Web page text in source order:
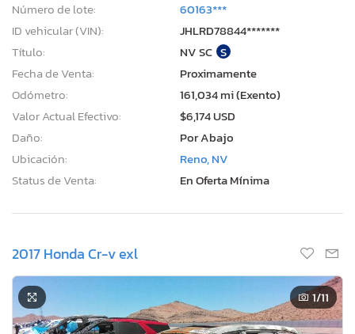
Número de lote:
60163***
ID vehicular (VIN):
JHLRD78844*******
Título:
NV SC S
Fecha de Venta:
Proximamente
Odómetro:
161,034 mi (Exento)
Valor Actual Efectivo:
$6,174 USD
Daño:
Por Abajo
Ubicación:
Reno, NV
Status de Venta:
En Oferta Mínima
2017 Honda Cr-v exl
1/11